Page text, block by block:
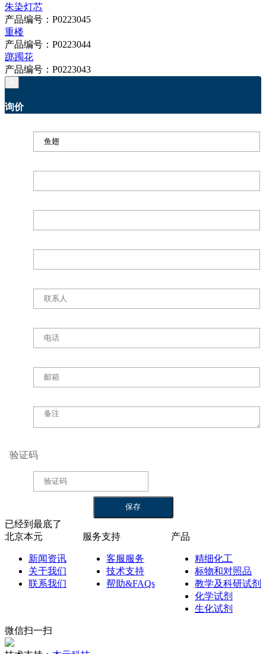
朱染灯芯
产品编号：P0223045
重楼
产品编号：P0223044
踯躅花
产品编号：P0223043
询价
验证码
已经到最底了
北京本元
新闻资讯
关于我们
联系我们
服务支持
客服服务
技术支持
帮助&FAQs
产品
精细化工
标物和对照品
教学及科研试剂
化学试剂
生化试剂
微信扫一扫